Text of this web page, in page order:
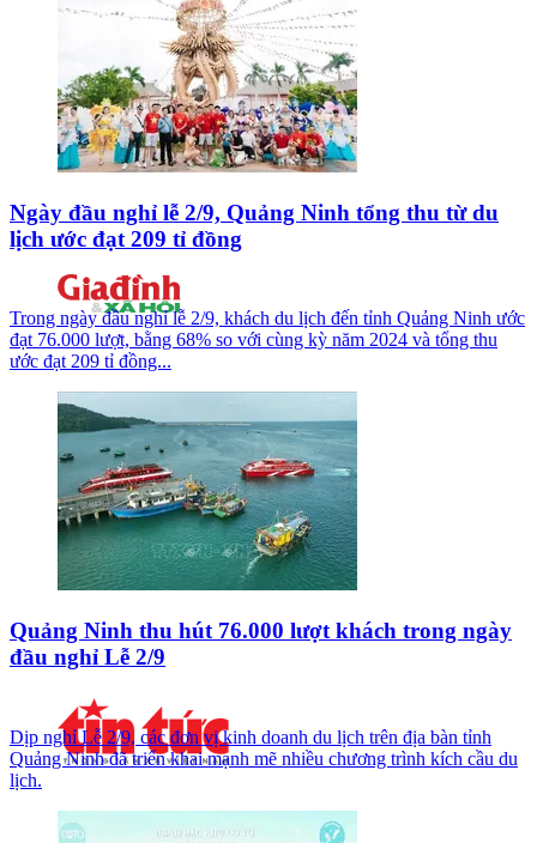
Ngày đầu nghỉ lễ 2/9, Quảng Ninh tổng thu từ du
lịch ước đạt 209 tỉ đồng
Trong ngày đầu nghỉ lễ 2/9, khách du lịch đến tỉnh Quảng Ninh ước
đạt 76.000 lượt, bằng 68% so với cùng kỳ năm 2024 và tổng thu
ước đạt 209 tỉ đồng...
Quảng Ninh thu hút 76.000 lượt khách trong ngày
đầu nghỉ Lễ 2/9
Dịp nghỉ Lễ 2/9, các đơn vị kinh doanh du lịch trên địa bàn tỉnh
Quảng Ninh đã triển khai mạnh mẽ nhiều chương trình kích cầu du
lịch.